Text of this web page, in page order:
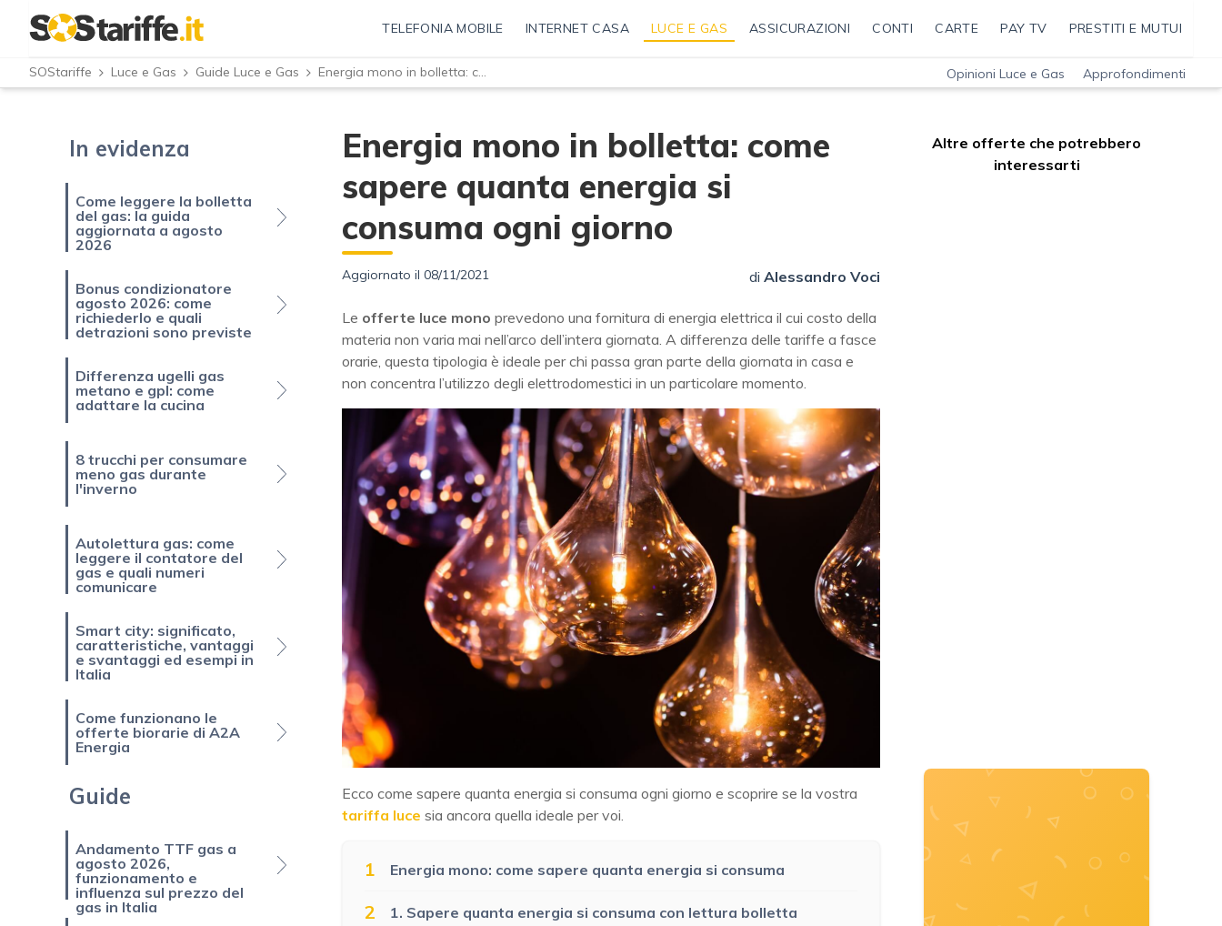
TELEFONIA MOBILE INTERNET CASA LUCE E GAS ASSICURAZIONI CONTI CARTE PAY TV PRESTITI E MUTUI
SOStariffe Luce e Gas Guide Luce e Gas Energia mono in bolletta: come sapere quanta energia si consuma ogni giorno Opinioni Luce e Gas Approfondimenti
In evidenza
Come leggere la bolletta
del gas: la guida
aggiornata a agosto
2026
Bonus condizionatore
agosto 2026: come
richiederlo e quali
detrazioni sono previste
Differenza ugelli gas
metano e gpl: come
adattare la cucina
8 trucchi per consumare
meno gas durante
l'inverno
Autolettura gas: come
leggere il contatore del
gas e quali numeri
comunicare
Smart city: significato,
caratteristiche, vantaggi
e svantaggi ed esempi in
Italia
Come funzionano le
offerte biorarie di A2A
Energia
Guide
Andamento TTF gas a
agosto 2026,
funzionamento e
influenza sul prezzo del
gas in Italia
Energia mono in bolletta: come
sapere quanta energia si
consuma ogni giorno
Aggiornato il 08/11/2021 di Alessandro Voci
Le offerte luce mono prevedono una fornitura di energia elettrica il cui costo della
materia non varia mai nell’arco dell’intera giornata. A differenza delle tariffe a fasce
orarie, questa tipologia è ideale per chi passa gran parte della giornata in casa e
non concentra l’utilizzo degli elettrodomestici in un particolare momento.
Ecco come sapere quanta energia si consuma ogni giorno e scoprire se la vostra
tariffa luce sia ancora quella ideale per voi.
1 Energia mono: come sapere quanta energia si consuma
2 1. Sapere quanta energia si consuma con lettura bolletta
Altre offerte che potrebbero
interessarti